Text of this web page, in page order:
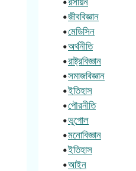
•জীববিজ্ঞান
•মেডিসিন
•অর্থনীতি
•রাষ্ট্রবিজ্ঞান
•সমাজবিজ্ঞান
•ইতিহাস
•পৌরনীতি
•ভূগোল
•মনোবিজ্ঞান
•ইতিহাস
•আইন